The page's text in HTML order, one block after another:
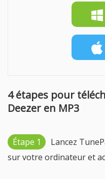
4 étapes pour
Deezer en MP3
Étape 1
Lancez
sur votre ordinateur et